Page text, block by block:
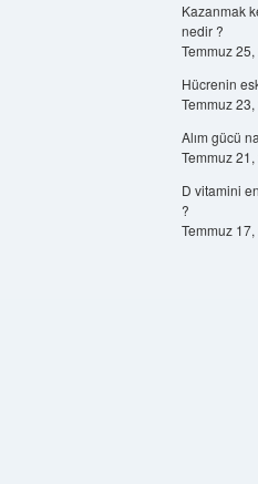
Kazanmak
nedir ?
Temmuz
Hücrenin
Temmuz
Alım gücü
Temmuz
D vitamini
?
Temmuz